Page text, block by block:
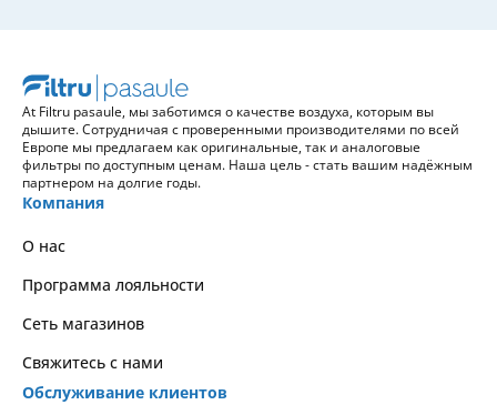
At Filtru pasaule, мы заботимся о качестве воздуха, которым вы
дышите. Сотрудничая с проверенными производителями по всей
Европе мы предлагаем как оригинальные, так и аналоговые
фильтры по доступным ценам. Наша цель - стать вашим надёжным
партнером на долгие годы.
Компания
О нас
Программа лояльности
Сеть магазинов
Свяжитесь с нами
Обслуживание клиентов